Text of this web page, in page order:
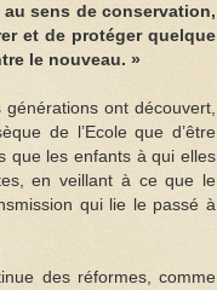
sens de conservation,
et de protéger quelque
le nouveau. »
ont découvert,
de l’Ecole que d’être
que les enfants à qui elles
en veillant à ce que le
qui lie le passé à
des réformes, comme